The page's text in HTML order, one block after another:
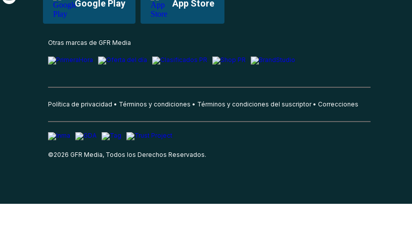
Google Play App Store
Otras marcas de GFR Media
Política de privacidad Términos y condiciones Términos y condiciones del suscriptor Correcciones
©2026 GFR Media, Todos los Derechos Reservados.